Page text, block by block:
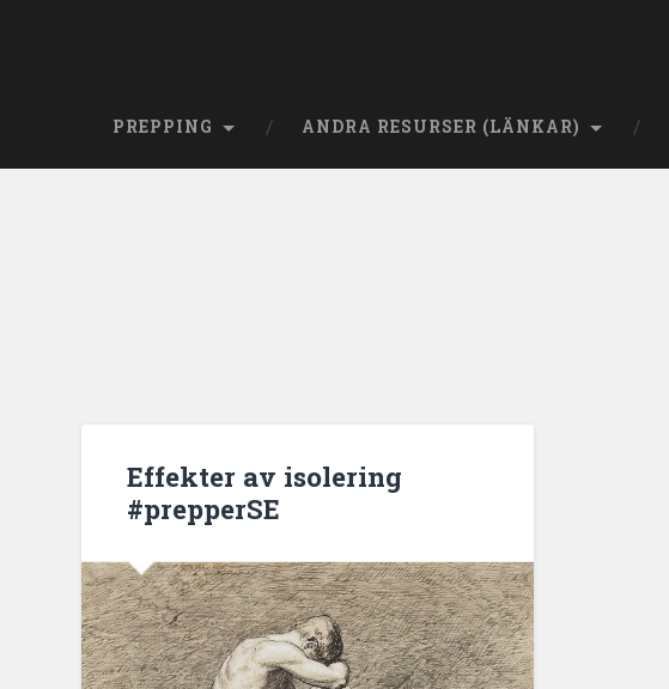
PREPPING ANDRA RESURSER (LÄNKAR)
Effekter av isolering
#prepperSE